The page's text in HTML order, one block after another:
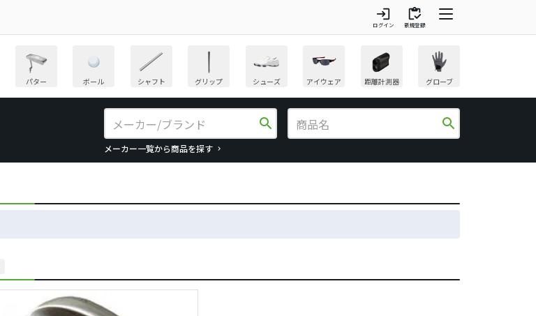
login
ログイン
inventory
新規登録
パター ボール シャフト グリップ シューズ アイウェア 距離計測器 グローブ
search
メーカー一覧から商品を探す
search